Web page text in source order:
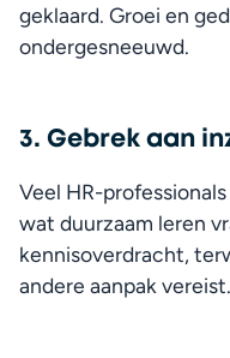
geklaard. Groei en
ondergesneeuwd.
3. Gebrek aan
Veel HR-
wat duurzaam leren
kennisoverdracht,
andere aanpak vereist.